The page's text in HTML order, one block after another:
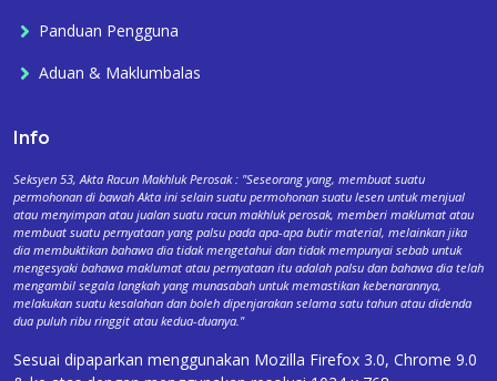
Panduan Pengguna
Aduan & Maklumbalas
Info
Seksyen 53, Akta Racun Makhluk Perosak : "Seseorang yang, membuat suatu
permohonan di bawah Akta ini selain suatu permohonan suatu lesen untuk menjual
atau menyimpan atau jualan suatu racun makhluk perosak, memberi maklumat atau
membuat suatu pernyataan yang palsu pada apa-apa butir material, melainkan jika
dia membuktikan bahawa dia tidak mengetahui dan tidak mempunyai sebab untuk
mengesyaki bahawa maklumat atau pernyataan itu adalah palsu dan bahawa dia telah
mengambil segala langkah yang munasabah untuk memastikan kebenarannya,
melakukan suatu kesalahan dan boleh dipenjarakan selama satu tahun atau didenda
dua puluh ribu ringgit atau kedua-duanya."
Sesuai dipaparkan menggunakan Mozilla Firefox 3.0, Chrome 9.0